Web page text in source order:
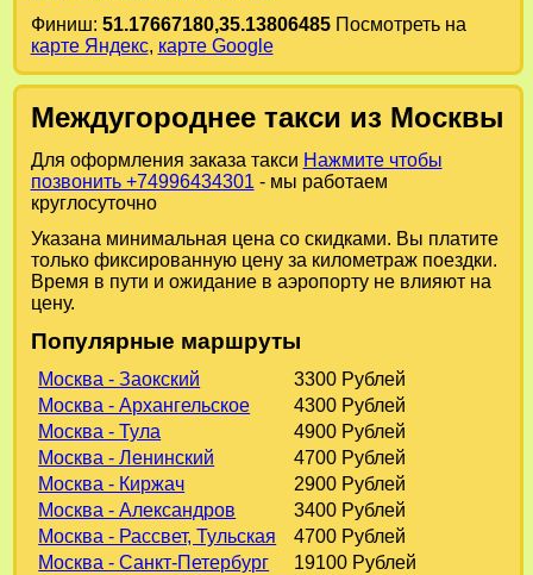
Финиш: 51.17667180,35.13806485Посмотреть на
карте Яндекс, карте Google
Междугороднее такси из Москвы
Для оформления заказа такси Нажмите чтобы
позвонить +74996434301 - мы работаем
круглосуточно
Указана минимальная цена со скидками. Вы платите
только фиксированную цену за километраж поездки.
Время в пути и ожидание в аэропорту не влияют на
цену.
Популярные маршруты
Москва - Заокский
3300 Рублей
Москва - Архангельское
4300 Рублей
Москва - Тула
4900 Рублей
Москва - Ленинский
4700 Рублей
Москва - Киржач
2900 Рублей
Москва - Александров
3400 Рублей
Москва - Рассвет, Тульская
4700 Рублей
Москва - Санкт-Петербург
19100 Рублей